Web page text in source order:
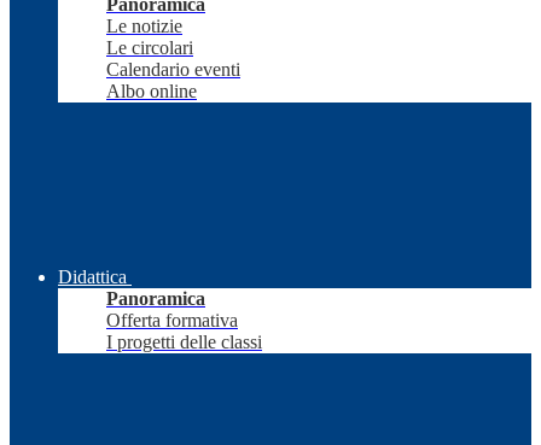
Panoramica
Le notizie
Le circolari
Calendario eventi
Albo online
Didattica
Panoramica
Offerta formativa
I progetti delle classi